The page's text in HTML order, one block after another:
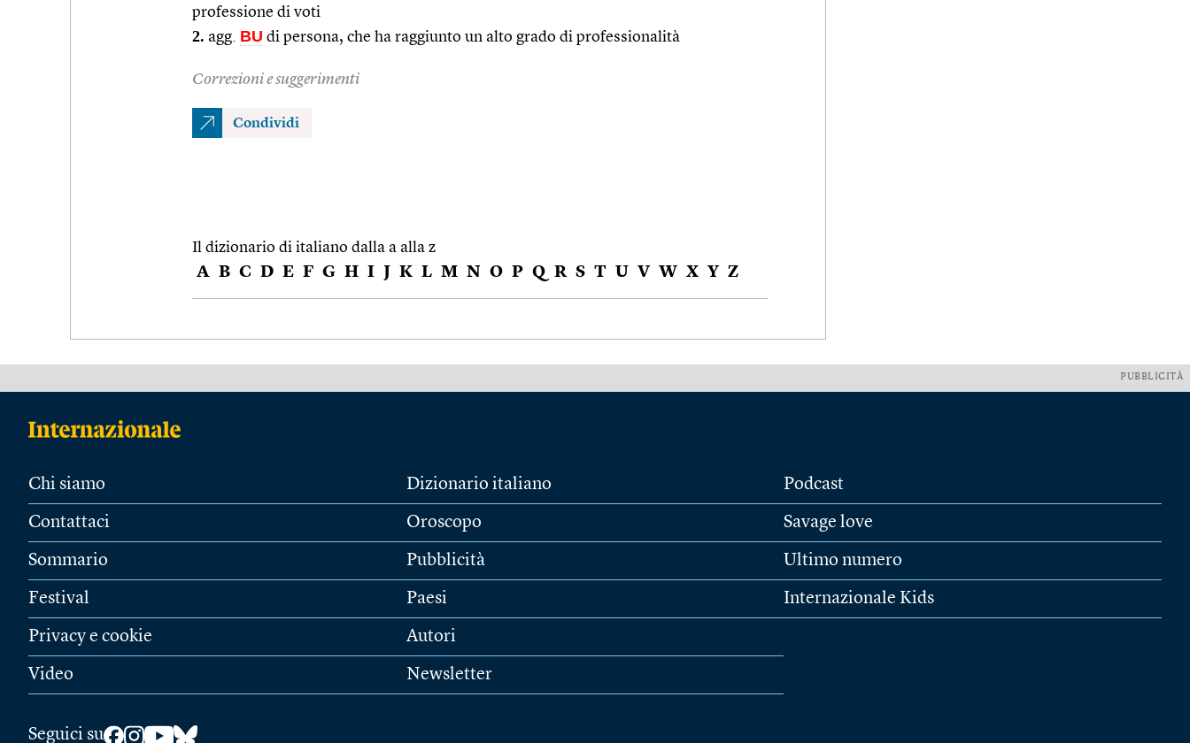
professione di voti
2. agg. BU di persona, che ha raggiunto un alto grado di professionalità
Correzioni e suggerimenti
Condividi
Il dizionario di italiano dalla a alla z
A B C D E F G H I J K L M N O P Q R S T U V W X Y Z
PUBBLICITÀ
Chi siamo
Contattaci
Sommario
Festival
Privacy e cookie
Video
Dizionario italiano
Oroscopo
Pubblicità
Paesi
Autori
Newsletter
Podcast
Savage love
Ultimo numero
Internazionale Kids
Seguici su